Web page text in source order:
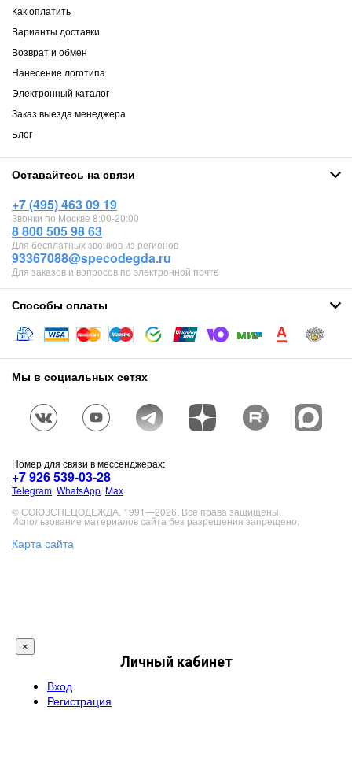
Как оплатить
Варианты доставки
Возврат и обмен
Нанесение логотипа
Электронный каталог
Заказ выезда менеджера
Блог
Оставайтесь на связи
+7 (495) 463 09 19
Звонки по Москве 8:00-20:00
8 800 505 98 63
Для бесплатных звонков из регионов
93367088@specodegda.ru
Для заказов и вопросов по электронной почте
Способы оплаты
Мы в социальных сетях
Номер для связи в мессенджерах:
+7 926 539-03-28
Telegram WhatsApp Max
© СОЮЗСПЕЦОДЕЖДА, 1991—2026. Все права защищены.
Использование материалов сайта без разрешения запрещено.
Карта сайта
×
Личный кабинет
Вход
Регистрация